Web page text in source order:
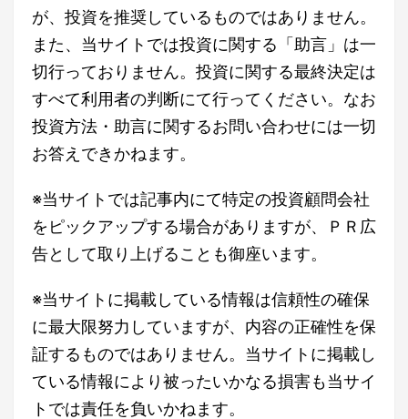
が、投資を推奨しているものではありません。
また、当サイトでは投資に関する「助言」は一
切行っておりません。投資に関する最終決定は
すべて利用者の判断にて行ってください。なお
投資方法・助言に関するお問い合わせには一切
お答えできかねます。
※当サイトでは記事内にて特定の投資顧問会社
をピックアップする場合がありますが、ＰＲ広
告として取り上げることも御座います。
※当サイトに掲載している情報は信頼性の確保
に最大限努力していますが、内容の正確性を保
証するものではありません。当サイトに掲載し
ている情報により被ったいかなる損害も当サイ
トでは責任を負いかねます。